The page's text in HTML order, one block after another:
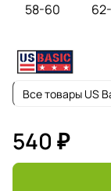
58-60
Все товары US
540 ₽